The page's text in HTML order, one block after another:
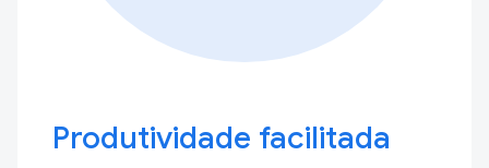
Produtividade facilitada